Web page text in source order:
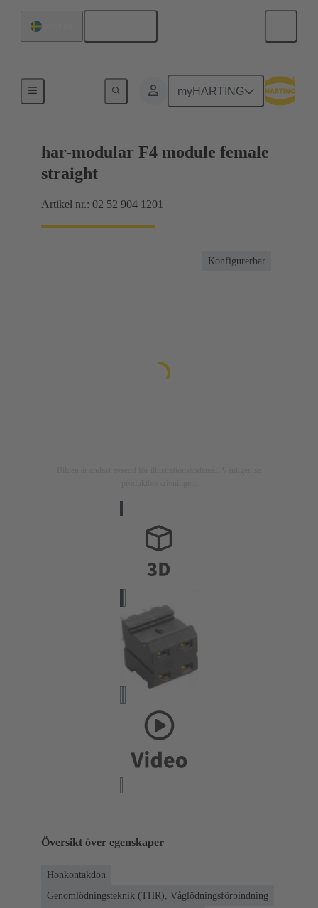
myHARTING
Förbindning moderkort till dotterkort
har-modular F4 module female
straight
Artikel nr.: 02 52 904 1201
Konfigurerbar
Översikt över egenskaper
Honkontakdon
Genomlödningsteknik (THR), Våglödningsförbindning